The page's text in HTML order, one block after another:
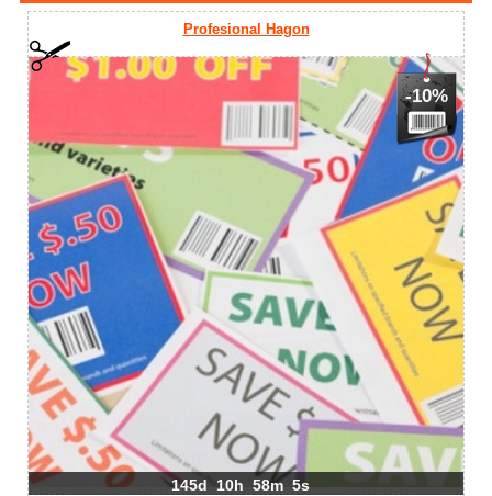
Profesional Hagon
-10%
145d 10h 58m 5s